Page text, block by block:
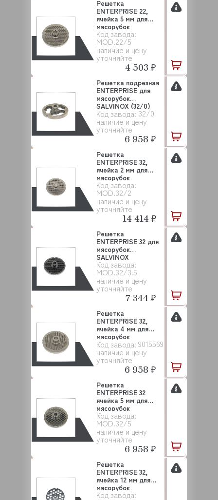
Код завода:
MOD.22/5
наличие и цену
уточняйте
Решетка
ENTERPRISE 22,
ячейка 5 мм для
мясорубок
SALVINOX
4 503 ₽
Код завода: 32/0
наличие и цену
уточняйте
Решетка подрезная
ENTERPRISE для
мясорубок
SALVINOX (32/0)
6 958 ₽
Код завода:
MOD.32/2
наличие и цену
уточняйте
Решетка
ENTERPRISE 32,
ячейка 2 мм для
мясорубок
SALVINOX
14 414 ₽
Код завода:
MOD.32/3.5
наличие и цену
уточняйте
Решетка
ENTERPRISE 32 для
мясорубок
SALVINOX
7 344 ₽
Код завода: 9015569
наличие и цену
уточняйте
Решетка
ENTERPRISE 32,
ячейка 4 мм для
мясорубок
SALVINOX
6 958 ₽
Код завода:
MOD.32/5
наличие и цену
уточняйте
Решетка
ENTERPRISE 32
ячейка 5 мм для
мясорубок
SALVINOX
6 958 ₽
Код завода:
Решетка
ENTERPRISE 32,
ячейка 12 мм для
мясорубок
SALVINOX